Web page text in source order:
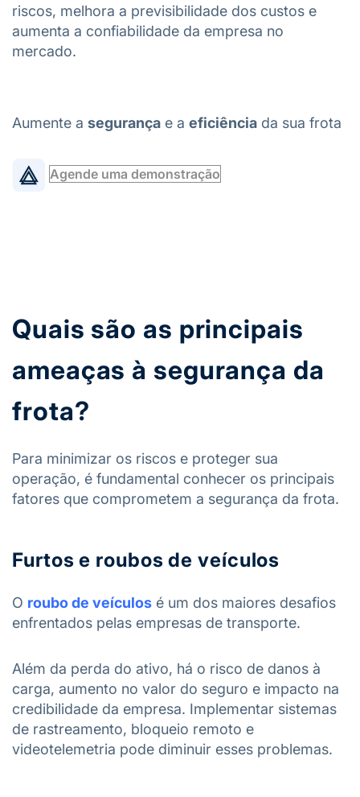
riscos, melhora a previsibilidade dos custos e
aumenta a confiabilidade da empresa no
mercado.
Aumente a segurança e a eficiência da sua frota
Agende uma demonstração
Quais são as principais
ameaças à segurança da
frota?
Para minimizar os riscos e proteger sua
operação, é fundamental conhecer os principais
fatores que comprometem a segurança da frota.
Furtos e roubos de veículos
O roubo de veículos é um dos maiores desafios
enfrentados pelas empresas de transporte.
Além da perda do ativo, há o risco de danos à
carga, aumento no valor do seguro e impacto na
credibilidade da empresa. Implementar sistemas
de rastreamento, bloqueio remoto e
videotelemetria pode diminuir esses problemas.